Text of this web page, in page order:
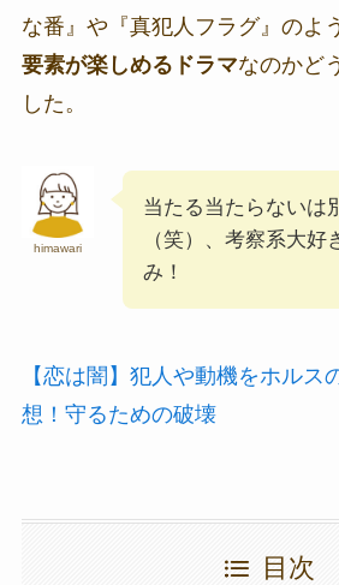
な番』や『真犯人フラグ』のよ
要素が楽しめるドラマなのかど
した。
himawari
当たる当たらないは
（笑）、考察系大好
み！
【恋は闇】犯人や動機をホルス
想！守るための破壊
目次